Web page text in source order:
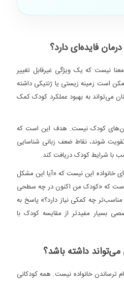
فایده‌ای دارد؟
نیست که یک ویژگی غیرقابل تغییر
است زمینه زیستی یا ژنتیکی داشته
می‌تواند به بهبود عملکرد کودک کمک
ژن‌های کودک نیست. هدف این است که
شوند، نقاط ضعف زبانی شناسایی
با شرایط کودک دریافت کند.
خانواده این نیست که «آیا این مشکل
که «کودک من اکنون در چه سطحی
چه کمکی نیاز دارد؟» پاسخ به
بسیار مفیدتر از مقایسه کودک با
داشته باشد؟
ترساندن خانواده نیست. همه کودکانی